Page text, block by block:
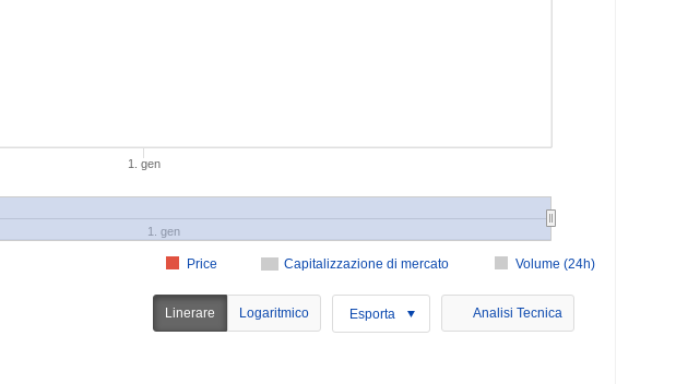
Capitalizzazione di mercato Volume (24h)
Price
1. gen
1. gen
Linerare Logaritmico Esporta Analisi Tecnica